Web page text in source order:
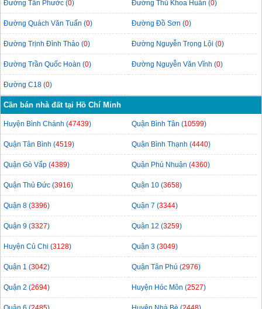
Đường Tân Phước (0) Đường Thủ Khoa Huân (0)
Đường Quách Văn Tuấn (0) Đường Đồ Sơn (0)
Đường Trịnh Đình Thảo (0) Đường Nguyễn Trọng Lội (0)
Đường Trần Quốc Hoàn (0) Đường Nguyễn Văn Vĩnh (0)
Đường C18 (0)
Cần bán nhà đất tại Hồ Chí Minh
Huyện Bình Chánh (47439) Quận Bình Tân (10599)
Quận Tân Bình (4519) Quận Bình Thạnh (4440)
Quận Gò Vấp (4389) Quận Phú Nhuận (4360)
Quận Thủ Đức (3916) Quận 10 (3658)
Quận 8 (3396) Quận 7 (3344)
Quận 9 (3327) Quận 12 (3259)
Huyện Củ Chi (3128) Quận 3 (3049)
Quận 1 (3042) Quận Tân Phú (2976)
Quận 2 (2694) Huyện Hóc Môn (2527)